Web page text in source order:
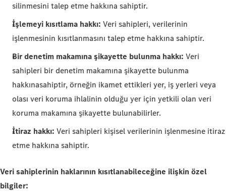
silinmesini talep etme hakkına sahiptir.
İşlemeyi kısıtlama hakkı: Veri sahipleri, verilerinin
işlenmesinin kısıtlanmasını talep etme hakkına sahiptir.
Bir denetim makamına şikayette bulunma hakkı: Veri
sahipleri bir denetim makamına şikayette bulunma
hakkınasahiptir, örneğin ikamet ettikleri yer, iş yerleri veya
olası veri koruma ihlalinin olduğu yer için yetkili olan veri
koruma makamına şikayette bulunabilirler.
İtiraz hakkı: Veri sahipleri kişisel verilerinin işlenmesine itiraz
etme hakkına sahiptir.
Veri sahiplerinin haklarının kısıtlanabileceğine ilişkin özel
bilgiler: